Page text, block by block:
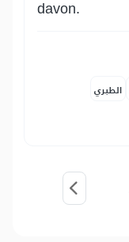
davon.
الطبري